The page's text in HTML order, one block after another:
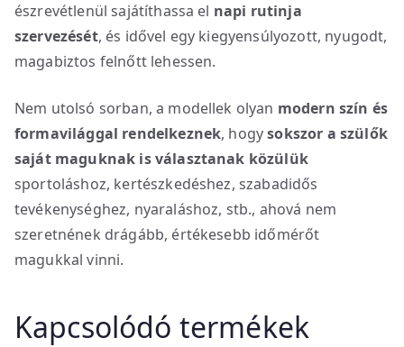
észrevétlenül sajátíthassa el napi rutinja
szervezését, és idővel egy kiegyensúlyozott, nyugodt,
magabiztos felnőtt lehessen.
Nem utolsó sorban, a modellek olyan modern szín és
formavilággal rendelkeznek, hogysokszor a szülők
saját maguknak is választanak közülük
sportoláshoz, kertészkedéshez, szabadidős
tevékenységhez, nyaraláshoz, stb., ahová nem
szeretnének drágább, értékesebb időmérőt
magukkal vinni.
Kapcsolódó termékek